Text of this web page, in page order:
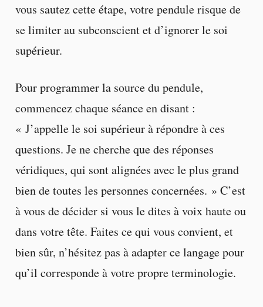
vous sautez cette étape, votre pendule risque de
se limiter au subconscient et d’ignorer le soi
supérieur.
Pour programmer la source du pendule,
commencez chaque séance en disant :
« J’appelle le soi supérieur à répondre à ces
questions. Je ne cherche que des réponses
véridiques, qui sont alignées avec le plus grand
bien de toutes les personnes concernées. » C’est
à vous de décider si vous le dites à voix haute ou
dans votre tête. Faites ce qui vous convient, et
bien sûr, n’hésitez pas à adapter ce langage pour
qu’il corresponde à votre propre terminologie.